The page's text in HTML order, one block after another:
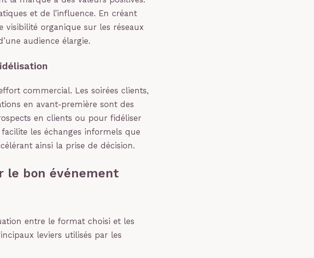
et de l’influence. En créant
organique sur les réseaux
audience élargie.
commercial. Les soirées clients,
en avant-première sont des
en clients ou pour fidéliser
facilite les échanges informels que
ainsi la prise de décision.
le bon événement
entre le format choisi et les
leviers utilisés par les